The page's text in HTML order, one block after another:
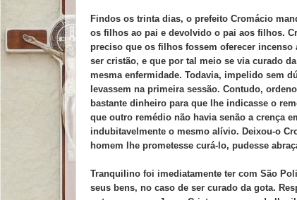
Findos os trinta dias, o prefeito Cromácio
os filhos ao pai e devolvido o pai aos filhos.
preciso que os filhos fossem oferecer
ser cristão, e que por tal meio se via curado
mesma enfermidade. Todavia, impelido sem
levassem na primeira sessão. Contudo,
bastante dinheiro para que lhe indicasse o
que outro remédio não havia senão a crença
indubitavelmente o mesmo alívio. Deixou-o
homem lhe prometesse curá-lo, pudesse
Tranquilino foi imediatamente ter com São
seus bens, no caso de ser curado da gota.